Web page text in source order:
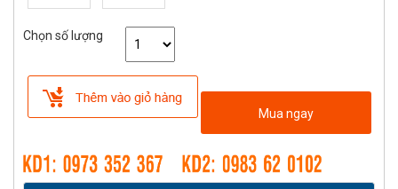
Chọn số lượng
Mua ngay